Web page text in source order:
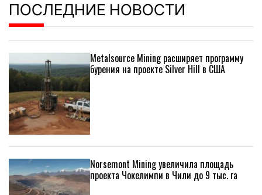
ПОСЛЕДНИЕ НОВОСТИ
Metalsource Mining расширяет программу
бурения на проекте Silver Hill в США
Norsemont Mining увеличила площадь
проекта Чокелимпи в Чили до 9 тыс. га